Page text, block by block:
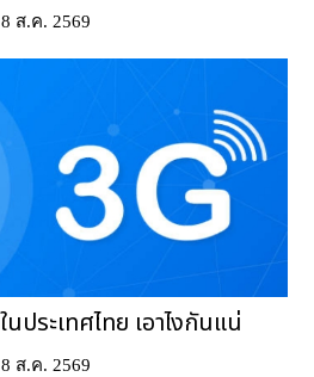
8 ส.ค. 2569
ประเทศไทย เอาไงกันแน่
8 ส.ค. 2569